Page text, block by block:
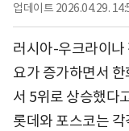
업데이트 2026.04.29.
러시아-우크라이나
요가 증가하면서
서 5위로 상승했다
롯데와 포스코는